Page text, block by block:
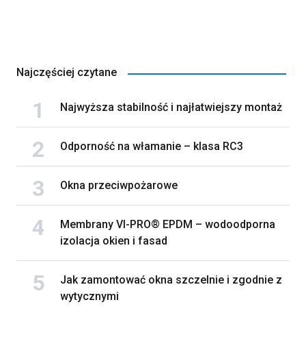
Najczęściej czytane
Najwyższa stabilność i najłatwiejszy montaż
Odporność na włamanie – klasa RC3
Okna przeciwpożarowe
Membrany VI-PRO® EPDM – wodoodporna
izolacja okien i fasad
Jak zamontować okna szczelnie i zgodnie z
wytycznymi